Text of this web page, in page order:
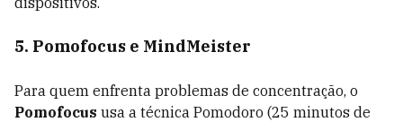
5. Pomofocus e MindMeister
Para quem enfrenta problemas de concentração, o
Pomofocus usa a técnica Pomodoro (25 minutos de